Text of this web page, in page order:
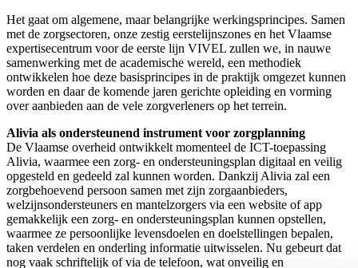
Het gaat om algemene, maar belangrijke werkingsprincipes. Samen
met de zorgsectoren, onze zestig eerstelijnszones en het Vlaamse
expertisecentrum voor de eerste lijn VIVEL zullen we, in nauwe
samenwerking met de academische wereld, een methodiek
ontwikkelen hoe deze basisprincipes in de praktijk omgezet kunnen
worden en daar de komende jaren gerichte opleiding en vorming
over aanbieden aan de vele zorgverleners op het terrein.
Alivia als ondersteunend instrument voor zorgplanning
De Vlaamse overheid ontwikkelt momenteel de ICT-toepassing
Alivia, waarmee een zorg- en ondersteuningsplan digitaal en veilig
opgesteld en gedeeld zal kunnen worden. Dankzij Alivia zal een
zorgbehoevend persoon samen met zijn zorgaanbieders,
welzijnsondersteuners en mantelzorgers via een website of app
gemakkelijk een zorg- en ondersteuningsplan kunnen opstellen,
waarmee ze persoonlijke levensdoelen en doelstellingen bepalen,
taken verdelen en onderling informatie uitwisselen. Nu gebeurt dat
nog vaak schriftelijk of via de telefoon, wat onveilig en